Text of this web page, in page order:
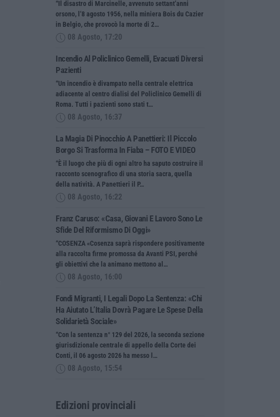
“Il disastro di Marcinelle, avvenuto settant’anni
orsono, l’8 agosto 1956, nella miniera Bois du Cazier
in Belgio, che provocò la morte di 2…
08 Agosto, 17:20
Incendio Al Policlinico Gemelli, Evacuati Diversi
Pazienti
“Un incendio è divampato nella centrale elettrica
adiacente al centro dialisi del Policlinico Gemelli di
Roma. Tutti i pazienti sono stati t…
08 Agosto, 16:37
La Magia Di Pinocchio A Panettieri: Il Piccolo
Borgo Si Trasforma In Fiaba – FOTO E VIDEO
“È il luogo che più di ogni altro ha saputo costruire il
racconto scenografico di una storia sacra, quella
della natività. A Panettieri il P…
08 Agosto, 16:22
Franz Caruso: «Casa, Giovani E Lavoro Sono Le
Sfide Del Riformismo Di Oggi»
“COSENZA «Cosenza saprà rispondere positivamente
alla raccolta firme promossa da Avanti PSI, perché
gli obiettivi che la animano mettono al…
08 Agosto, 16:00
Fondi Migranti, I Legali Dopo La Sentenza: «Chi
Ha Aiutato L’Italia Dovrà Pagare Le Spese Della
Solidarietà Sociale»
“Con la sentenza n° 129 del 2026, la seconda sezione
giurisdizionale centrale di appello della Corte dei
Conti, il 06 agosto 2026 ha messo l…
08 Agosto, 15:54
Edizioni provinciali